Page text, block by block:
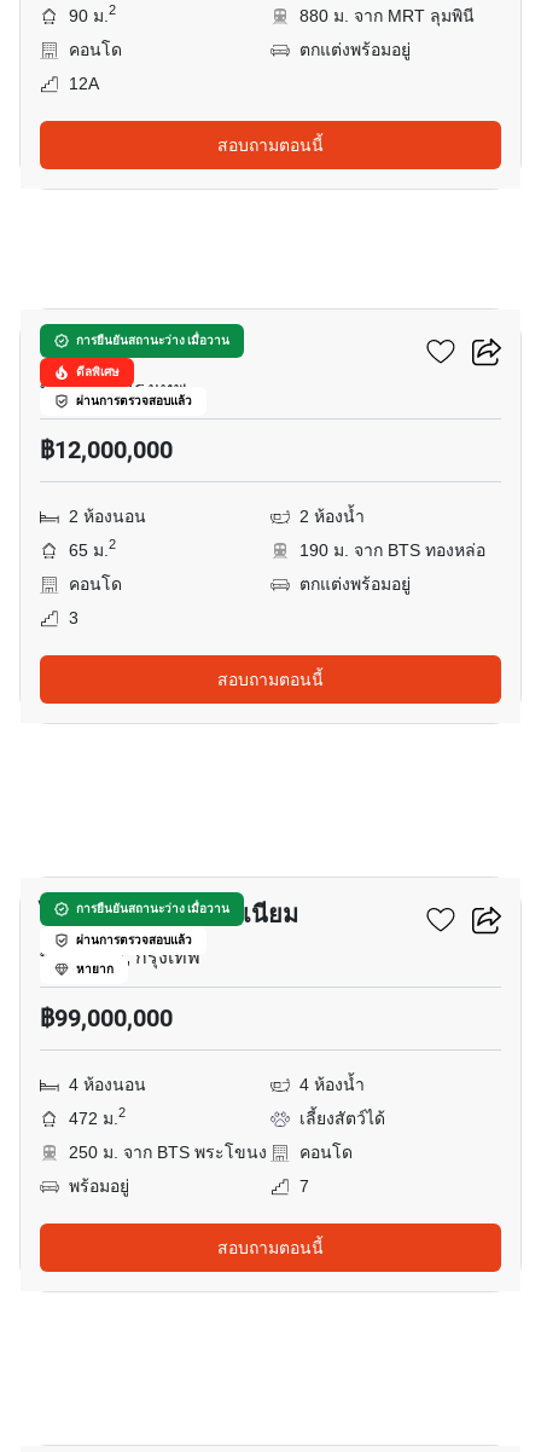
90 ม.2
880 ม. จาก MRT ลุมพินี
คอนโด
ตกแต่งพร้อมอยู่
12A
สอบถามตอนนี้
การยืนยันสถานะว่าง เมื่อวาน
ดีลพิเศษ
ผ่านการตรวจสอบแล้ว
เออร์บิเทีย ทองหล่อ
ทองหล่อ, กรุงเทพ
฿12,000,000
2 ห้องนอน
2 ห้องน้ำ
65 ม.2
190 ม. จาก BTS ทองหล่อ
คอนโด
ตกแต่งพร้อมอยู่
3
สอบถามตอนนี้
การยืนยันสถานะว่าง เมื่อวาน
ผ่านการตรวจสอบแล้ว
หายาก
ไฟคัส เลน คอนโดมิเนียม
พระราม 4, กรุงเทพ
฿99,000,000
4 ห้องนอน
4 ห้องน้ำ
472 ม.2
เลี้ยงสัตว์ได้
250 ม. จาก BTS พระโขนง
คอนโด
พร้อมอยู่
7
สอบถามตอนนี้